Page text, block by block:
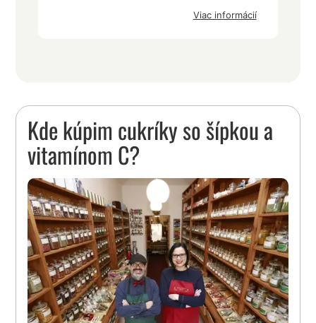
Viac informácií
Kde kúpim cukríky so šípkou a
vitamínom C?